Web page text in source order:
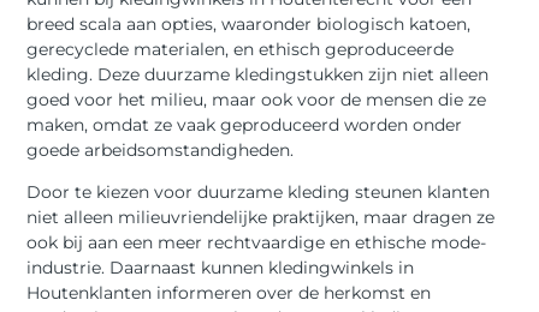
breed scala aan opties, waaronder biologisch katoen,
gerecyclede materialen, en ethisch geproduceerde
kleding. Deze duurzame kledingstukken zijn niet alleen
goed voor het milieu, maar ook voor de mensen die ze
maken, omdat ze vaak geproduceerd worden onder
goede arbeidsomstandigheden.
Door te kiezen voor duurzame kleding steunen klanten
niet alleen milieuvriendelijke praktijken, maar dragen ze
ook bij aan een meer rechtvaardige en ethische mode-
industrie. Daarnaast kunnen kledingwinkels in
Houtenklanten informeren over de herkomst en